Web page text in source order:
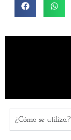
¿Cómo se utiliza?